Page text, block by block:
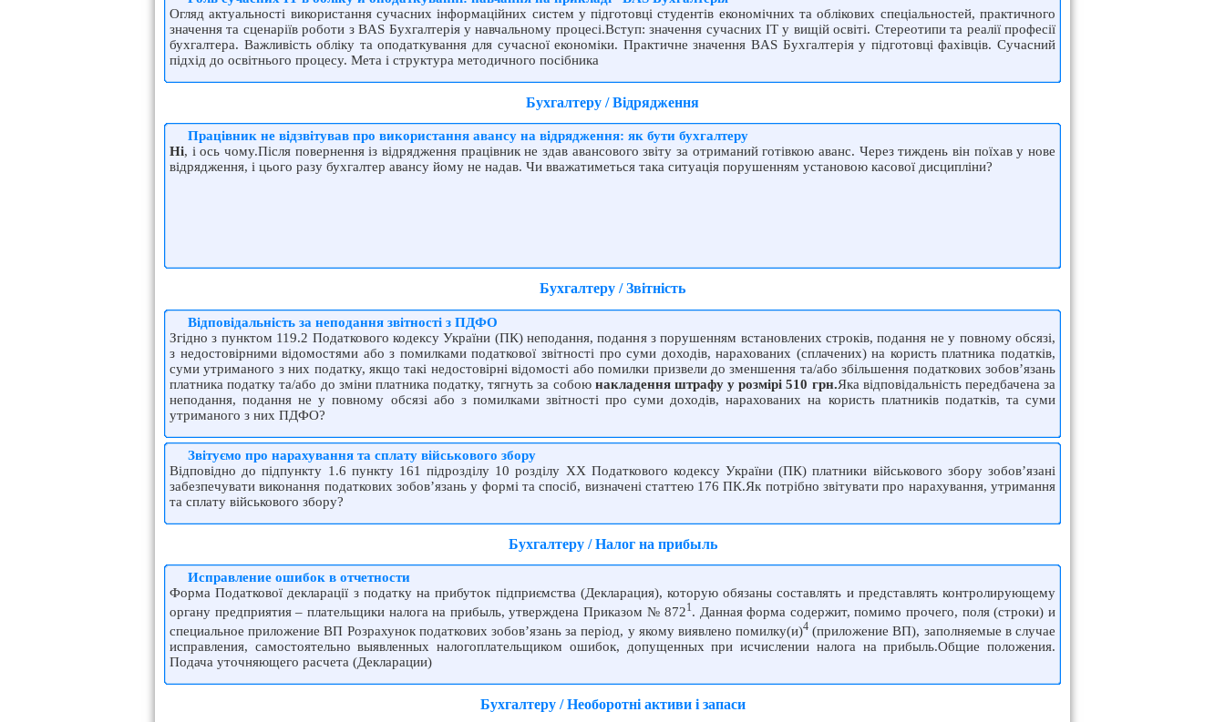
Огляд актуальності використання сучасних інформаційних систем у підготовці студентів економічних та облікових спеціальностей, практичного
значення та сценаріїв роботи з BAS Бухгалтерія у навчальному процесі.Вступ: значення сучасних IТ у вищій освіті. Стереотипи та реалії професії
бухгалтера. Важливість обліку та оподаткування для сучасної економіки. Практичне значення BAS Бухгалтерія у підготовці фахівців. Сучасний
підхід до освітнього процесу. Мета і структура методичного посібника
Бухгалтеру / Відрядження
Працівник не відзвітував про використання авансу на відрядження: як бути бухгалтеру
Ні, і ось чому.Після повернення із відрядження працівник не здав авансового звіту за отриманий готівкою аванс. Через тиждень він поїхав у нове
відрядження, і цього разу бухгалтер авансу йому не надав. Чи вважатиметься така ситуація порушенням установою касової дисципліни?
Бухгалтеру / Звітність
Відповідальність за неподання звітності з ПДФО
Згідно з пунктом 119.2 Податкового кодексу України (ПК) неподання, подання з порушенням встановлених строків, подання не у повному обсязі,
з недостовірними відомостями або з помилками податкової звітності про суми доходів, нарахованих (сплачених) на користь платника податків,
суми утриманого з них податку, якщо такі недостовірні відомості або помилки призвели до зменшення та/або збільшення податкових зобов’язань
платника податку та/або до зміни платника податку, тягнуть за собою накладення штрафу у розмірі 510 грн.Яка відповідальність передбачена за
неподання, подання не у повному обсязі або з помилками звітності про суми доходів, нарахованих на користь платників податків, та суми
утриманого з них ПДФО?
Звітуємо про нарахування та сплату військового збору
Відповідно до підпункту 1.6 пункту 161 підрозділу 10 розділу XX Податкового кодексу України (ПК) платники військового збору зобов’язані
забезпечувати виконання податкових зобов’язань у формі та спосіб, визначені статтею 176 ПК.Як потрібно звітувати про нарахування, утримання
та сплату військового збору?
Бухгалтеру / Налог на прибыль
Исправление ошибок в отчетности
Форма Податкової декларації з податку на прибуток підприємства (Декларация), которую обязаны составлять и представлять контролирующему
органу предприятия – плательщики налога на прибыль, утверждена Приказом № 8721. Данная форма содержит, помимо прочего, поля (строки) и
специальное приложение ВП Розрахунок податкових зобов’язань за період, у якому виявлено помилку(и)4 (приложение ВП), заполняемые в случае
исправления, самостоятельно выявленных налогоплательщиком ошибок, допущенных при исчислении налога на прибыль.Общие положения.
Подача уточняющего расчета (Декларации)
Бухгалтеру / Необоротні активи і запаси